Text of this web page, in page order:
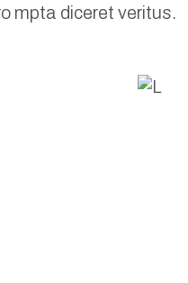
mpta diceret veritus.